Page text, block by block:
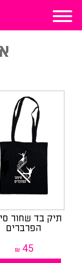
תיק בד שחור
הפרברים
₪ 45